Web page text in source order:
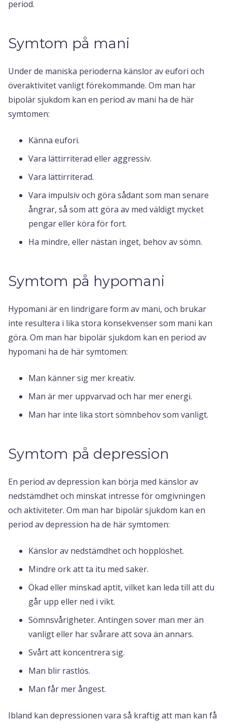
period.
Symtom på mani
Under de maniska perioderna känslor av eufori och
överaktivitet vanligt förekommande. Om man har
bipolär sjukdom kan en period av mani ha de här
symtomen:
Känna eufori.
Vara lättirriterad eller aggressiv.
Vara lättirriterad.
Vara impulsiv och göra sådant som man senare
ångrar, så som att göra av med väldigt mycket
pengar eller köra för fort.
Ha mindre, eller nästan inget, behov av sömn.
Symtom på hypomani
Hypomani är en lindrigare form av mani, och brukar
inte resultera i lika stora konsekvenser som mani kan
göra. Om man har bipolär sjukdom kan en period av
hypomani ha de här symtomen:
Man känner sig mer kreativ.
Man är mer uppvarvad och har mer energi.
Man har inte lika stort sömnbehov som vanligt.
Symtom på depression
En period av depression kan börja med känslor av
nedstämdhet och minskat intresse för omgivningen
och aktiviteter. Om man har bipolär sjukdom kan en
period av depression ha de här symtomen:
Känslor av nedstämdhet och hopplöshet.
Mindre ork att ta itu med saker.
Ökad eller minskad aptit, vilket kan leda till att du
går upp eller ned i vikt.
Sömnsvårigheter. Antingen sover man mer än
vanligt eller har svårare att sova än annars.
Svårt att koncentrera sig.
Man blir rastlös.
Man får mer ångest.
Ibland kan depressionen vara så kraftig att man kan få